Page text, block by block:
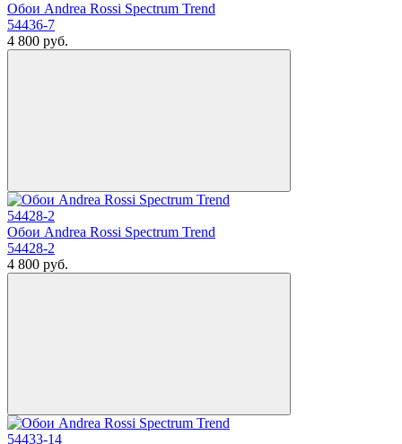
Обои Andrea Rossi Spectrum Trend
54436-7
4 800 руб.
Обои Andrea Rossi Spectrum Trend
54428-2
4 800 руб.